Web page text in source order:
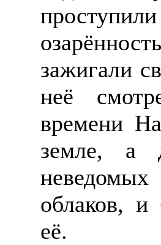
зажигали
неё
времени
земле, а
облаков, и
её.